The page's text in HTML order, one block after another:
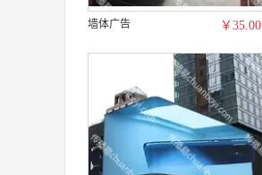
墙体广告 ￥35.00